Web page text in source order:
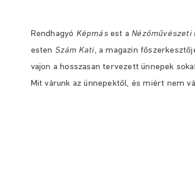
Rendhagyó Képmás est aNézőművészeti
esten Szám Kati, a magazin
vajon a hosszasan tervezett ünnepek
Mit várunk az ünnepektől, és miért nem